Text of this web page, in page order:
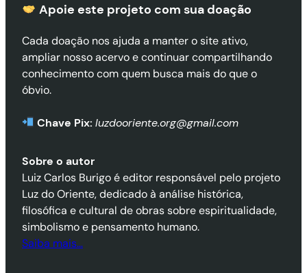
Apoie este projeto com sua doação
Cada doação nos ajuda a manter o site ativo,
ampliar nosso acervo e continuar compartilhando
conhecimento com quem busca mais do que o
óbvio.
Chave Pix: luzdooriente.org@gmail.com
Sobre o autor
Luiz Carlos Burigo é editor responsável pelo projeto
Luz do Oriente, dedicado à análise histórica,
filosófica e cultural de obras sobre espiritualidade,
simbolismo e pensamento humano.
Saiba mais…